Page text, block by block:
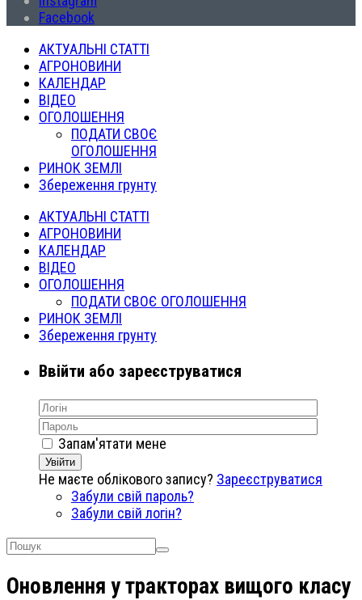
Facebook
АКТУАЛЬНІ СТАТТІ
АГРОНОВИНИ
КАЛЕНДАР
ВІДЕО
ОГОЛОШЕННЯ
ПОДАТИ СВОЄ
ОГОЛОШЕННЯ
РИНОК ЗЕМЛІ
Збереження грунту
АКТУАЛЬНІ СТАТТІ
АГРОНОВИНИ
КАЛЕНДАР
ВІДЕО
ОГОЛОШЕННЯ
ПОДАТИ СВОЄ ОГОЛОШЕННЯ
РИНОК ЗЕМЛІ
Збереження грунту
Ввійти або зареєструватися
Запам'ятати мене
Увійти
Не маєте облікового запису? Зареєструватися
Забули свій пароль?
Забули свій логін?
Оновлення у тракторах вищого класу